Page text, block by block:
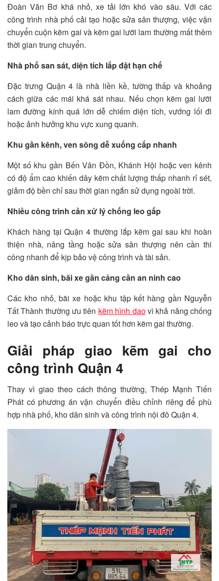
Đoàn Văn Bơ khá nhỏ, xe tải lớn khó vào sâu. Với các
công trình nhà phố cải tạo hoặc sửa sân thượng, việc vận
chuyển cuộn kẽm gai và kẽm gai lưỡi lam thường mất thêm
thời gian trung chuyển.
Nhà phố san sát, diện tích lắp đặt hạn chế
Đặc trưng Quận 4 là nhà liền kề, tường thấp và khoảng
cách giữa các mái khá sát nhau. Nếu chọn kẽm gai lưỡi
lam đường kính quá lớn dễ chiếm diện tích, vướng lối đi
hoặc ảnh hưởng khu vực xung quanh.
Khu gần kênh, ven sông dễ xuống cấp nhanh
Một số khu gần Bến Vân Đồn, Khánh Hội hoặc ven kênh
có độ ẩm cao khiến dây kẽm chất lượng thấp nhanh rỉ sét,
giảm độ bền chỉ sau thời gian ngắn sử dụng ngoài trời.
Nhiều công trình cần xử lý chống leo gấp
Khách hàng tại Quận 4 thường lắp kẽm gai sau khi hoàn
thiện nhà, nâng tầng hoặc sửa sân thượng nên cần thi
công nhanh để kịp bảo vệ công trình và tài sản.
Kho dân sinh, bãi xe gần cảng cần an ninh cao
Các kho nhỏ, bãi xe hoặc khu tập kết hàng gần Nguyễn
Tất Thành thường ưu tiên kẽm hình daovì khả năng chống
leo và tạo cảnh báo trực quan tốt hơn kẽm gai thường.
Giải pháp giao kẽm gai cho
công trình Quận 4
Thay vì giao theo cách thông thường, Thép Mạnh Tiến
Phát có phương án vận chuyển điều chỉnh riêng để phù
hợp nhà phố, kho dân sinh và công trình nội đô Quận 4.